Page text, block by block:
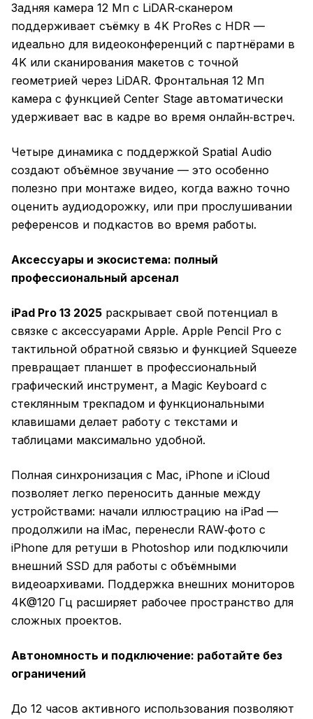
Задняя камера 12 Мп с LiDAR‑сканером
поддерживает съёмку в 4K ProRes с HDR —
идеально для видеоконференций с партнёрами в
4K или сканирования макетов с точной
геометрией через LiDAR. Фронтальная 12 Мп
камера с функцией Center Stage автоматически
удерживает вас в кадре во время онлайн‑встреч.
Четыре динамика с поддержкой Spatial Audio
создают объёмное звучание — это особенно
полезно при монтаже видео, когда важно точно
оценить аудиодорожку, или при прослушивании
референсов и подкастов во время работы.
Аксессуары и экосистема: полный
профессиональный арсенал
iPad Pro 13 2025 раскрывает свой потенциал в
связке с аксессуарами Apple. Apple Pencil Pro с
тактильной обратной связью и функцией Squeeze
превращает планшет в профессиональный
графический инструмент, а Magic Keyboard с
стеклянным трекпадом и функциональными
клавишами делает работу с текстами и
таблицами максимально удобной.
Полная синхронизация с Mac, iPhone и iCloud
позволяет легко переносить данные между
устройствами: начали иллюстрацию на iPad —
продолжили на iMac, перенесли RAW‑фото с
iPhone для ретуши в Photoshop или подключили
внешний SSD для работы с объёмными
видеоархивами. Поддержка внешних мониторов
4K@120 Гц расширяет рабочее пространство для
сложных проектов.
Автономность и подключение: работайте без
ограничений
До 12 часов активного использования позволяют